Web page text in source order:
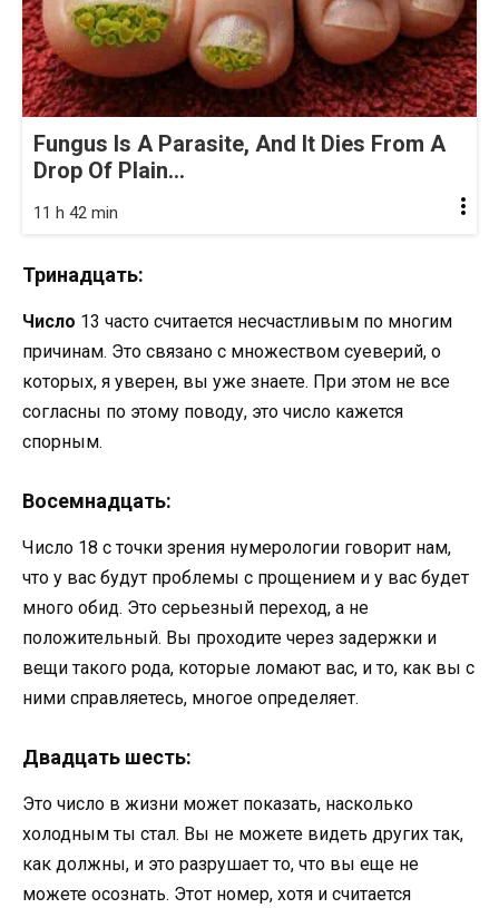
Fungus Is A Parasite, And It Dies From A
Drop Of Plain...
11 h 42 min
Тринадцать:
Число 13 часто считается несчастливым по многим
причинам. Это связано с множеством суеверий, о
которых, я уверен, вы уже знаете. При этом не все
согласны по этому поводу, это число кажется
спорным.
Восемнадцать:
Число 18 с точки зрения нумерологии говорит нам,
что у вас будут проблемы с прощением и у вас будет
много обид. Это серьезный переход, а не
положительный. Вы проходите через задержки и
вещи такого рода, которые ломают вас, и то, как вы с
ними справляетесь, многое определяет.
Двадцать шесть:
Это число в жизни может показать, насколько
холодным ты стал. Вы не можете видеть других так,
как должны, и это разрушает то, что вы еще не
можете осознать. Этот номер, хотя и считается